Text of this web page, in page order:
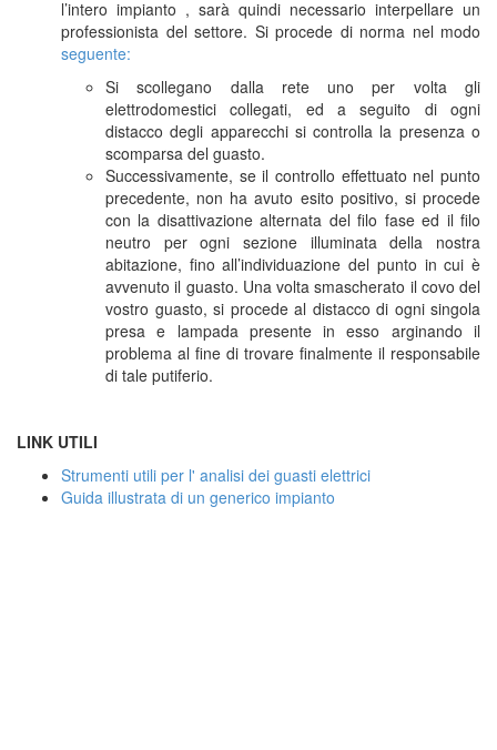
l’intero impianto , sarà quindi necessario interpellare un
professionista del settore. Si procede di norma nel modo
seguente:
Si scollegano dalla rete uno per volta gli
elettrodomestici collegati, ed a seguito di ogni
distacco degli apparecchi si controlla la presenza o
scomparsa del guasto.
Successivamente, se il controllo effettuato nel punto
precedente, non ha avuto esito positivo, si procede
con la disattivazione alternata del filo fase ed il filo
neutro per ogni sezione illuminata della nostra
abitazione, fino all’individuazione del punto in cui è
avvenuto il guasto. Una volta smascherato il covo del
vostro guasto, si procede al distacco di ogni singola
presa e lampada presente in esso arginando il
problema al fine di trovare finalmente il responsabile
di tale putiferio.
LINK UTILI
Strumenti utili per l' analisi dei guasti elettrici
Guida illustrata di un generico impianto